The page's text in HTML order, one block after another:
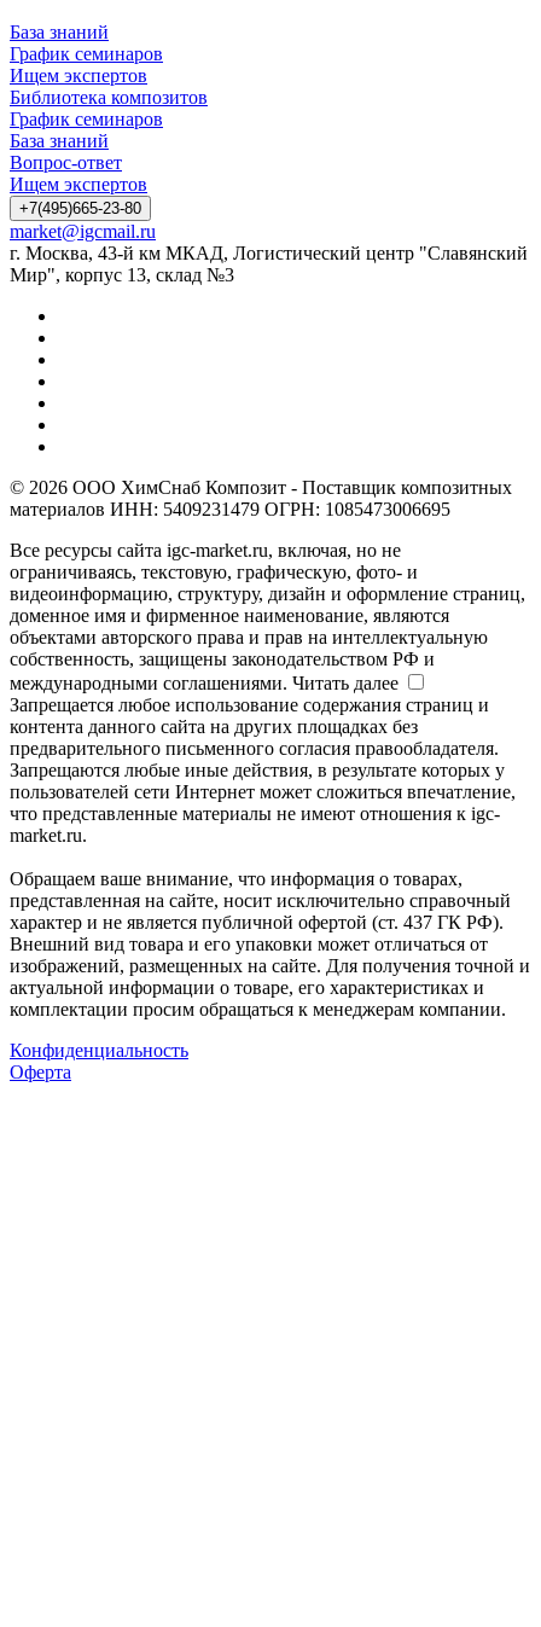
База знаний
График семинаров
Ищем экспертов
Библиотека композитов
График семинаров
База знаний
Вопрос-ответ
Ищем экспертов
+7(495)665-23-80
market@igcmail.ru
г. Москва, 43-й км МКАД, Логистический центр "Славянский
Мир", корпус 13, склад №3
© 2026 ООО ХимСнаб Композит - Поставщик композитных
материалов ИНН: 5409231479 ОГРН: 1085473006695
Все ресурсы сайта igc-market.ru, включая, но не
ограничиваясь, текстовую, графическую, фото- и
видеоинформацию, структуру, дизайн и оформление страниц,
доменное имя и фирменное наименование, являются
объектами авторского права и прав на интеллектуальную
собственность, защищены законодательством РФ и
международными соглашениями. Читать далее
Запрещается любое использование содержания страниц и
контента данного сайта на других площадках без
предварительного письменного согласия правообладателя.
Запрещаются любые иные действия, в результате которых у
пользователей сети Интернет может сложиться впечатление,
что представленные материалы не имеют отношения к igc-
market.ru.
Обращаем ваше внимание, что информация о товарах,
представленная на сайте, носит исключительно справочный
характер и не является публичной офертой (ст. 437 ГК РФ).
Внешний вид товара и его упаковки может отличаться от
изображений, размещенных на сайте. Для получения точной и
актуальной информации о товаре, его характеристиках и
комплектации просим обращаться к менеджерам компании.
Конфиденциальность
Оферта